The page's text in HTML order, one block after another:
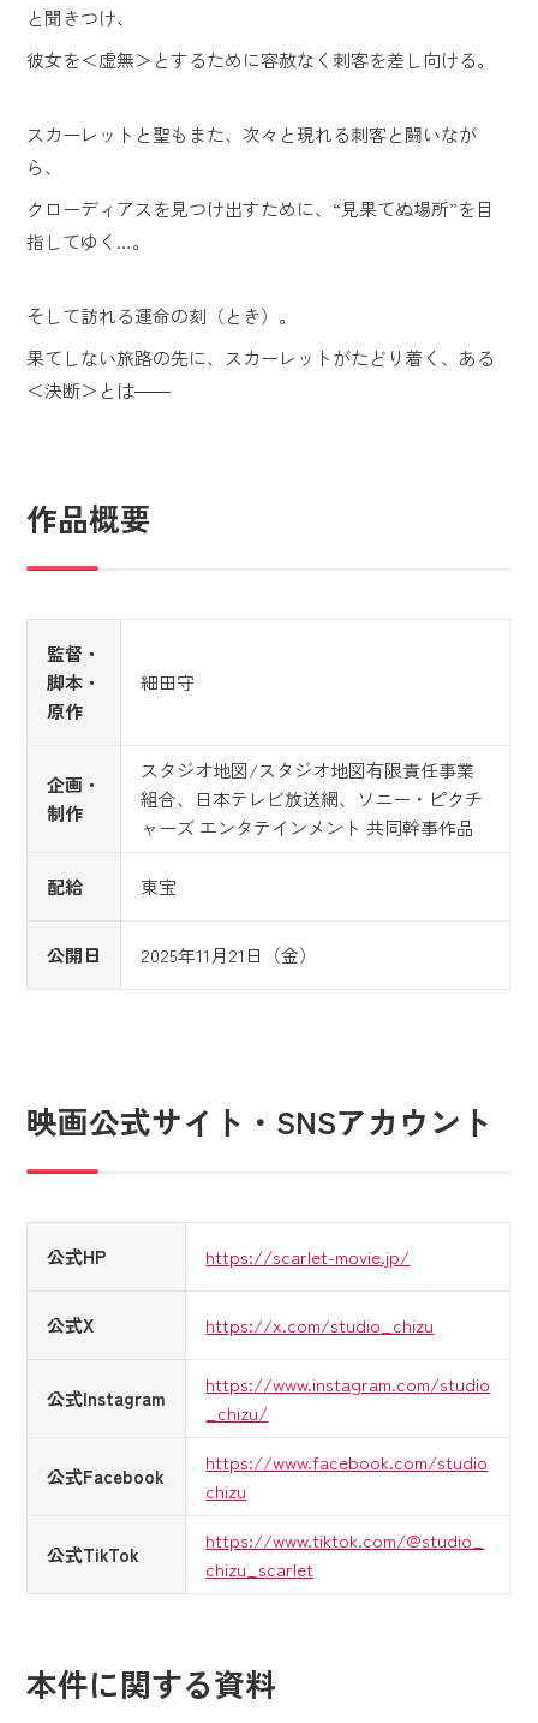
と聞きつけ、
彼女を＜虚無＞とするために容赦なく刺客を差し向ける。
スカーレットと聖もまた、次々と現れる刺客と闘いなが
ら、
クローディアスを見つけ出すために、“見果てぬ場所”を目
指してゆく…。
そして訪れる運命の刻（とき） 。
果てしない旅路の先に、スカーレットがたどり着く、ある
＜決断＞とは――
作品概要
監督・
脚本・
原作
細田守
企画・
制作
スタジオ地図/スタジオ地図有限責任事業
組合、日本テレビ放送網、ソニー・ピクチ
ャーズ エンタテインメント 共同幹事作品
配給 東宝
公開日 2025年11月21日（金）
映画公式サイト・SNSアカウント
公式HP https://scarlet-movie.jp/
公式X https://x.com/studio_chizu
公式Instagram
https://www.instagram.com/studio
_chizu/
公式Facebook
https://www.facebook.com/studio
chizu
公式TikTok
https://www.tiktok.com/@studio_
chizu_scarlet
本件に関する資料